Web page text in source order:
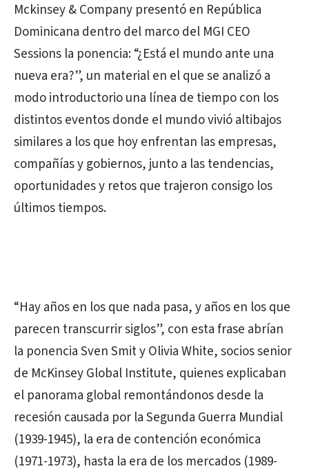
Mckinsey & Company presentó en República
Dominicana dentro del marco del MGI CEO
Sessions la ponencia: “¿Está el mundo ante una
nueva era?”, un material en el que se analizó a
modo introductorio una línea de tiempo con los
distintos eventos donde el mundo vivió altibajos
similares a los que hoy enfrentan las empresas,
compañías y gobiernos, junto a las tendencias,
oportunidades y retos que trajeron consigo los
últimos tiempos.
“Hay años en los que nada pasa, y años en los que
parecen transcurrir siglos”, con esta frase abrían
la ponencia Sven Smit y Olivia White, socios senior
de McKinsey Global Institute, quienes explicaban
el panorama global remontándonos desde la
recesión causada por la Segunda Guerra Mundial
(1939-1945), la era de contención económica
(1971-1973), hasta la era de los mercados (1989-